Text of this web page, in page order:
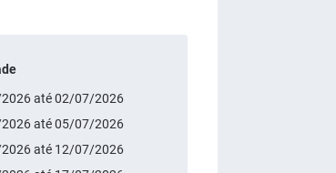
até 02/07/2026
até 05/07/2026
até 12/07/2026